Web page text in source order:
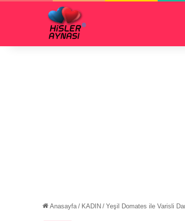
Anasayfa / KADIN / Yeşil Domates ile Varisli